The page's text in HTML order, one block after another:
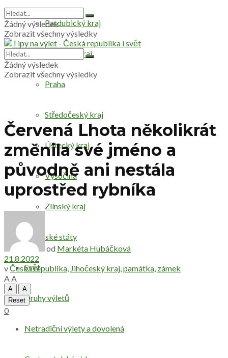
Pardubický kraj
Plzeňský kraj
Praha
Středočeský kraj
Ústecký kraj
Vysočina
Zlínský kraj
Evropské státy
Svět
Druhy výletů
Netradiční výlety a dovolená
Žádný výsledek
Zobrazit všechny výsledky
Žádný výsledek
Zobrazit všechny výsledky
Červená Lhota několikrát
změnila své jméno a
původně ani nestála
uprostřed rybníka
od Markéta Hubáčková
21.8.2022
vČeská republika, Jihočeský kraj,památka, zámek
AA
A
A
Reset
0